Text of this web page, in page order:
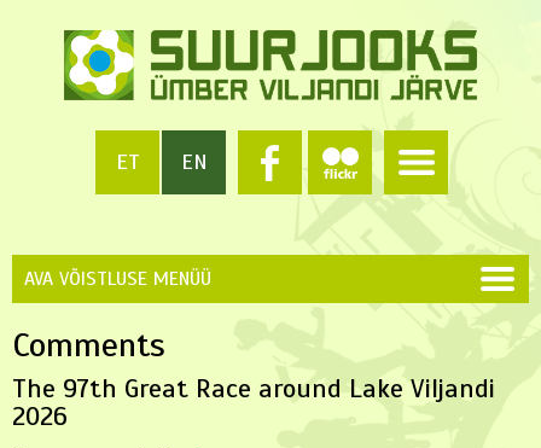
ET EN
AVA VÕISTLUSE MENÜÜ
Comments
The 97th Great Race around Lake Viljandi
2026